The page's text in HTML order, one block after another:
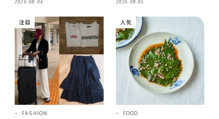
2026.08.04 2026.08.05
注目
FASHION
人気
FOOD